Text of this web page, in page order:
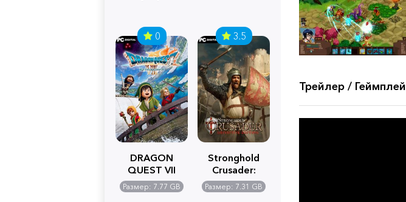
0
DRAGON
QUEST VII
Reimagined
Размер: 7.77 GB
3.5
Stronghold
Crusader:
Definitive
Edition
Размер: 7.31 GB
Трейлер / Геймплей